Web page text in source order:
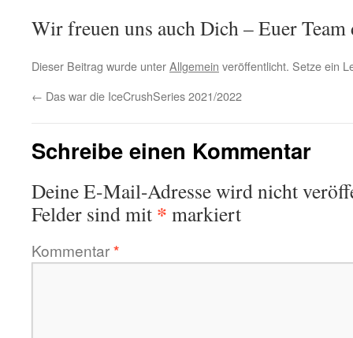
Wir freuen uns auch Dich – Euer Team
Dieser Beitrag wurde unterAllgemein veröffentlicht. Setze ein
← Das war die IceCrushSeries 2021/2022
Schreibe einen Kommentar
Deine E-Mail-Adresse wird nicht
Felder sind mit * markiert
Kommentar*